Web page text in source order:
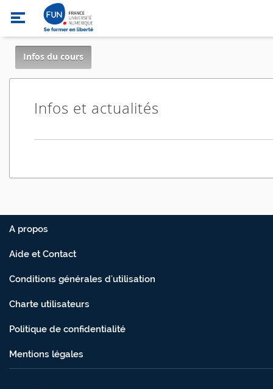
Infos du cours,
current
location
Infos et actualités
A propos
Aide et Contact
Conditions générales d'utilisation
Charte utilisateurs
Politique de confidentialité
Mentions légales